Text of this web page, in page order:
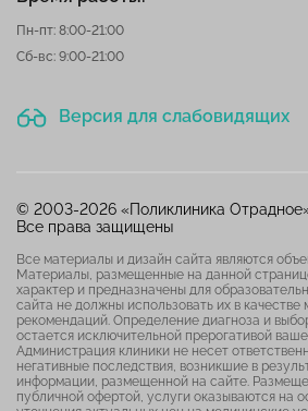
Пн-пт: 8:00-21:00
Сб-вс: 9:00-21:00
Версия для слабовидящих
© 2003-2026 «Поликлиника
Все права защищены
Все материалы и дизайн сайта являются
Материалы, размещенные на данной
характер и предназначены для
сайта не должны использовать их в качестве
рекомендаций. Определение диагноза и
остается исключительной прерогативой
Администрация клиники не несет
негативные последствия, возникшие в
информации, размещенной на сайте.
публичной офертой, услуги оказываются на